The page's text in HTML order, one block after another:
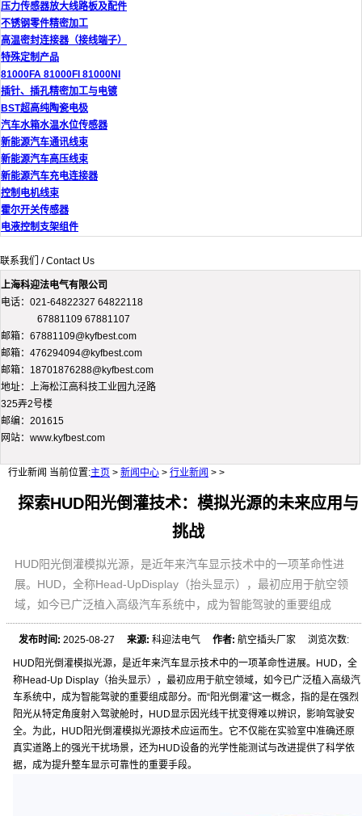
压力传感器放大线路板及配件
不锈钢零件精密加工
高温密封连接器（接线端子）
特殊定制产品
81000FA 81000FI 81000NI
插针、插孔精密加工与电镀
BST超高纯陶瓷电极
汽车水箱水温水位传感器
新能源汽车通讯线束
新能源汽车高压线束
新能源汽车充电连接器
控制电机线束
霍尔开关传感器
电液控制支架组件
联系我们 / Contact Us
上海科迎法电气有限公司
电话：021-64822327 64822118
67881109 67881107
邮箱：67881109@kyfbest.com
邮箱：476294094@kyfbest.com
邮箱：18701876288@kyfbest.com
地址：上海松江高科技工业园九泾路
325弄2号楼
邮编：201615
网站：www.kyfbest.com
行业新闻 当前位置:主页 > 新闻中心 > 行业新闻 > >
探索HUD阳光倒灌技术：模拟光源的未来应用与
挑战
HUD阳光倒灌模拟光源，是近年来汽车显示技术中的一项革命性进
展。HUD，全称Head-UpDisplay（抬头显示），最初应用于航空领
域，如今已广泛植入高级汽车系统中，成为智能驾驶的重要组成
发布时间: 2025-08-27来源: 科迎法电气作者: 航空插头厂家 浏览次数:
HUD阳光倒灌模拟光源，是近年来汽车显示技术中的一项革命性进展。HUD，全
称Head-Up Display（抬头显示），最初应用于航空领域，如今已广泛植入高级汽
车系统中，成为智能驾驶的重要组成部分。而“阳光倒灌”这一概念，指的是在强烈
阳光从特定角度射入驾驶舱时，HUD显示因光线干扰变得难以辨识，影响驾驶安
全。为此，HUD阳光倒灌模拟光源技术应运而生。它不仅能在实验室中准确还原
真实道路上的强光干扰场景，还为HUD设备的光学性能测试与改进提供了科学依
据，成为提升整车显示可靠性的重要手段。